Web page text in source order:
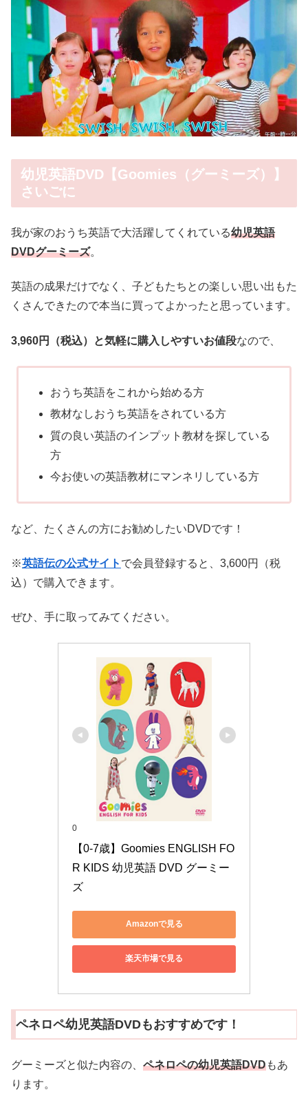
幼児英語DVD【Goomies（グーミーズ）】
さいごに
我が家のおうち英語で大活躍してくれている幼児英語
DVDグーミーズ。
英語の成果だけでなく、子どもたちとの楽しい思い出もた
くさんできたので本当に買ってよかったと思っています。
3,960円（税込）と気軽に購入しやすいお値段なので、
おうち英語をこれから始める方
教材なしおうち英語をされている方
質の良い英語のインプット教材を探している
方
今お使いの英語教材にマンネリしている方
など、たくさんの方にお勧めしたいDVDです！
※英語伝の公式サイト で会員登録すると、3,600円（税
込）で購入できます。
ぜひ、手に取ってみてください。
0
【0-7歳】Goomies ENGLISH FO
R KIDS 幼児英語 DVD グーミー
ズ
Amazonで見る
楽天市場で見る
ペネロペ幼児英語DVDもおすすめです！
グーミーズと似た内容の、 ペネロペの幼児英語DVDもあ
ります。